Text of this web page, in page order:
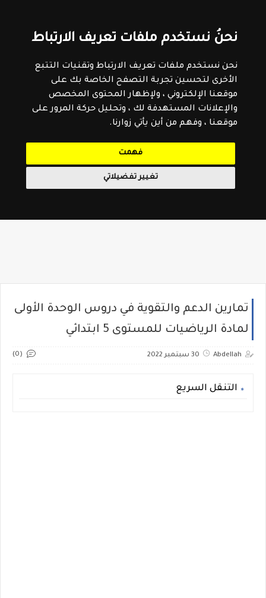
نحنُ نستخدم ملفات تعريف الارتباط
نحن نستخدم ملفات تعريف الارتباط وتقنيات التتبع
الأخرى لتحسين تجربة التصفح الخاصة بك على
موقعنا الإلكتروني ، ولإظهار المحتوى المخصص
والإعلانات المستهدفة لك ، وتحليل حركة المرور على
موقعنا ، وفهم من أين يأتي زوارنا.
فهمت
تغيير تفضيلاتي
تمارين الدعم والتقوية في دروس الوحدة الأولى
لمادة الرياضيات للمستوى 5 ابتدائي
Abdellah 30 سبتمبر 2022 (0)
التنقل السريع